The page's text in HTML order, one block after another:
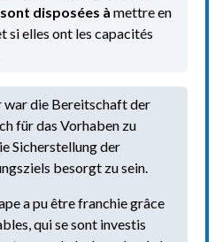
sont disposées à mettre en
si elles ont les capacités
war die Bereitschaft der
für das Vorhaben zu
Sicherstellung der
besorgt zu sein.
a pu être franchie grâce
qui se sont investis